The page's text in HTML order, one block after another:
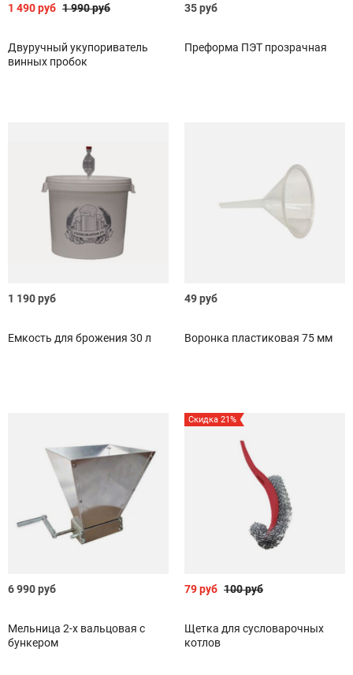
1 490 руб 1 990 руб
Двуручный укупориватель
винных пробок
35 руб
Преформа ПЭТ прозрачная
1 190 руб
Емкость для брожения 30 л
49 руб
Воронка пластиковая 75 мм
6 990 руб
Мельница 2-х вальцовая с
бункером
Скидка 21%
79 руб 100 руб
Щетка для сусловарочных
котлов